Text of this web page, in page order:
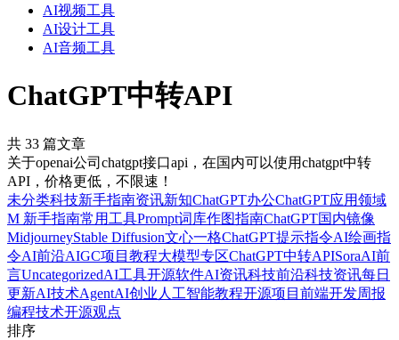
AI视频工具
AI设计工具
AI音频工具
ChatGPT中转API
共 33 篇文章
关于openai公司chatgpt接口api，在国内可以使用chatgpt中转
API，价格更低，不限速！
未分类科技新手指南资讯新知ChatGPT办公ChatGPT应用领域
M 新手指南常用工具Prompt词库作图指南ChatGPT国内镜像
MidjourneyStable Diffusion文心一格ChatGPT提示指令AI绘画指
令AI前沿AIGC项目教程大模型专区ChatGPT中转APISoraAI前
言UncategorizedAI工具开源软件AI资讯科技前沿科技资讯每日
更新AI技术AgentAI创业 人工智能教程开源项目 前端开发周报
编程技术开源观点
排序